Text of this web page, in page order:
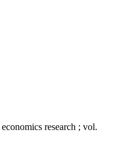
research ; vol.